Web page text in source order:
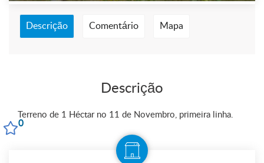
0
Descrição Comentário Mapa
Descrição
Terreno de 1 Héctar no 11 de Novembro, primeira linha.